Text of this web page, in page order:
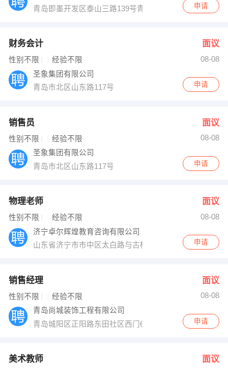
青岛即墨开发区泰山三路139号青岛国金中医医院申请
财务会计 面议
性别不限 经验不限
08-08
圣象集团有限公司
青岛市北区山东路117号
申请
销售员 面议
性别不限 经验不限
08-08
圣象集团有限公司
青岛市北区山东路117号
申请
物理老师 面议
性别不限 经验不限
08-08
济宁卓尔辉煌教育咨询有限公司
山东省济宁市市中区太白路与古槐路交叉口西北角经典
申请
销售经理 面议
性别不限 经验不限
08-08
青岛尚城装饰工程有限公司
青岛城阳区正阳路东田社区西门6号网点
申请
美术教师 面议